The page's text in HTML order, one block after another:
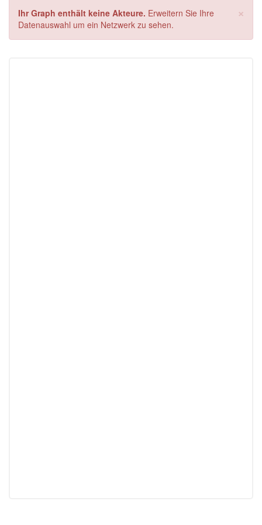
×
Ihr Graph enthält keine Akteure. Erweitern Sie Ihre
Datenauswahl um ein Netzwerk zu sehen.